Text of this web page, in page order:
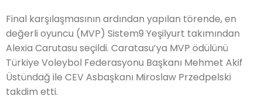
Final karşılaşmasının ardından yapılan törende, en
değerli oyuncu (MVP) Sistem9 Yeşilyurt takımından
Alexia Carutasu seçildi. Caratasu’ya MVP ödülünü
Türkiye Voleybol Federasyonu Başkanı Mehmet Akif
Üstündağ ile CEV Asbaşkanı Miroslaw Przedpelski
takdim etti.